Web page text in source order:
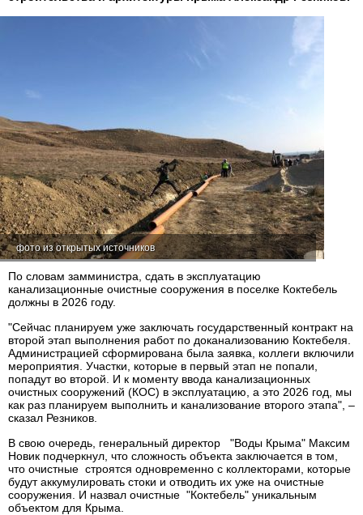
фото из открытых источников
По словам замминистра, сдать в эксплуатацию
канализационные очистные сооружения в поселке Коктебель
должны в 2026 году.
"Сейчас планируем уже заключать государственный контракт на
второй этап выполнения работ по доканализованию Коктебеля.
Администрацией сформирована была заявка, коллеги включили
мероприятия. Участки, которые в первый этап не попали,
попадут во второй. И к моменту ввода канализационных
очистных сооружений (КОС) в эксплуатацию, а это 2026 год, мы
как раз планируем выполнить и канализование второго этапа", –
сказал Резников.
В свою очередь, генеральный директор "Воды Крыма" Максим
Новик подчеркнул, что сложность объекта заключается в том,
что очистные строятся одновременно с коллекторами, которые
будут аккумулировать стоки и отводить их уже на очистные
сооружения. И назвал очистные "Коктебель" уникальным
объектом для Крыма.